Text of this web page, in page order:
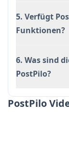
5. Verfügt
Funktionen?
6. Was sind
PostPilo?
PostPilo